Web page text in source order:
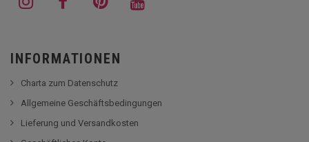
INFORMATIONEN
Charta zum Datenschutz
Allgemeine Geschäftsbedingungen
Lieferung und Versandkosten